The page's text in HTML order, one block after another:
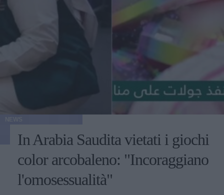
In Arabia Saudita vietati i giochi
color arcobaleno: "Incoraggiano
l'omosessualità"